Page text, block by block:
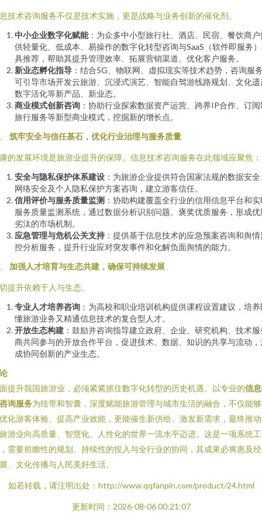
技术咨询服务不仅是技术实施，更是战略与业务创新的催化剂。
中小企业数字化赋能：为众多中小型旅行社、酒店、民宿、餐饮商户
供轻量化、低成本、易操作的数字化转型咨询与SaaS（软件即服务
具推荐，帮助其提升管理效率、拓展营销渠道、优化客户服务。
新业态孵化指导 ：结合5G、物联网、虚拟现实等技术趋势，咨询服
可引导市场开发云旅游、沉浸式演艺、智能自驾游线路规划、文化遗
数字活化等新产品、新业态。
商业模式创新咨询 ：协助行业探索数据资产运营、跨界IP合作、订阅
旅行服务等新型商业模式，挖掘新的增长点。
筑牢安全与信任基石，优化行业治理与服务质量
的发展环境是旅游业提升的保障。信息技术咨询服务在此领域应聚焦：
安全与隐私保护体系建设 ：为旅游企业提供符合国家法规的数据安
网络安全及个人隐私保护方案咨询，建立游客信任。
信用评价与服务质量监测 ：协助构建覆盖全行业的信用信息平台和
服务质量监测系统，通过数据分析识别问题、褒奖优质服务，形成优
劣汰的市场机制。
应急管理与危机公关支持 ：提供基于信息技术的应急预案咨询和舆
控分析服务，提升行业应对突发事件和化解负面舆情的能力。
加强人才培育与生态共建，确保可持续发展
提升依赖于人与生态。
专业人才培养咨询 ：为高校和职业培训机构提供课程设置建议，培
懂旅游业务又精通信息技术的复合型人才。
开放生态构建 ：鼓励并咨询指导建立政府、企业、研究机构、技术服
商共同参与的开放合作平台，促进技术、数据、知识的共享与流动，
成协同创新的产业生态。
提升我国旅游业，必须紧紧抓住数字化转型的历史机遇。以专业的信
询服务为纽带和智囊，深度赋能旅游管理与城市生活的融合，不仅能
化游客体验、提高产业效能，更能催生新供给、激发新需求，最终推
游业向高质量、智慧化、人性化的世界一流水平迈进。这是一项系统工
需要前瞻性的规划、持续性的投入与全行业的协同，其成果必将惠及
、文化传播与人民美好生活。
如若转载，请注明出处：http://www.qqfanpin.com/product/24.html
更新时间：2026-08-06 00:21:07